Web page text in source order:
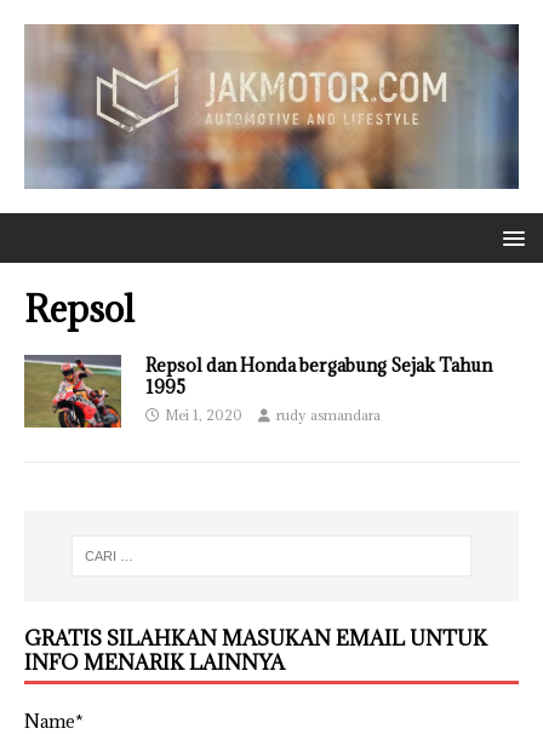
Repsol
Repsol dan Honda bergabung Sejak Tahun
1995
Mei 1, 2020 rudy asmandara
GRATIS SILAHKAN MASUKAN EMAIL UNTUK
INFO MENARIK LAINNYA
Name*